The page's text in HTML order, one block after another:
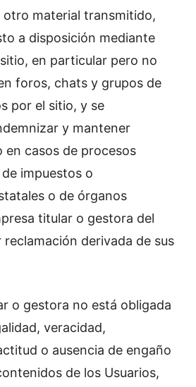
material transmitido,
a disposición mediante
en particular pero no
foros, chats y grupos de
por el sitio, y se
y mantener
en casos de procesos
impuestos o
o de órganos
titular o gestora del
reclamación derivada de sus
o gestora no está obligada
veracidad,
o ausencia de engaño
de los Usuarios,